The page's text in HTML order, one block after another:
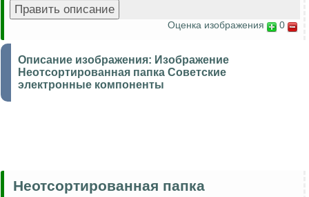
Оценка изображения 0
Описание изображения: Изображение
Неотсортированная папка Советские
электронные компоненты
Неотсортированная папка